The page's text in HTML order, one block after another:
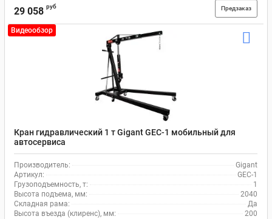
29 058 руб Предзаказ
Видеообзор
Кран гидравлический 1 т Gigant GEC-1 мобильный для
автосервиса
Производитель:
Gigant
Артикул:
GEC-1
Грузоподъемность, т:
1
Высота подъема, мм:
2040
Складная рама:
Да
Высота въезда (клиренс), мм:
200